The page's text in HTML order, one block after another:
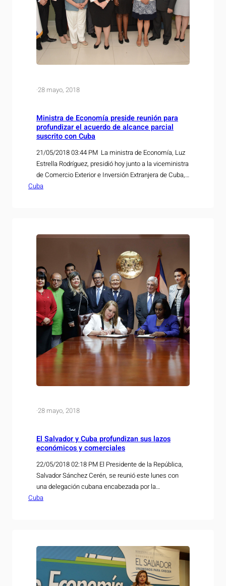
·28 mayo, 2018
Ministra de Economía preside reunión para
profundizar el acuerdo de alcance parcial
suscrito con Cuba
21/05/2018 03:44 PM La ministra de Economía, Luz
Estrella Rodríguez, presidió hoy junto a la viceministra
de Comercio Exterior e Inversión Extranjera de Cuba,
Ileana Núñez Mardoche, una reunión cuyo objetivo
Cuba
·28 mayo, 2018
El Salvador y Cuba profundizan sus lazos
económicos y comerciales
22/05/2018 02:18 PM El Presidente de la República,
Salvador Sánchez Cerén, se reunió este lunes con
una delegación cubana encabezada por la
viceministra de Comercio Exterior e Inversión
Cuba